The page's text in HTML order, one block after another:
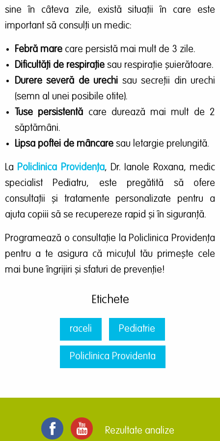
sine în câteva zile, există situații în care este
important să consulți un medic:
Febră mare care persistă mai mult de 3 zile.
Dificultăți de respirație sau respirație șuierătoare.
Durere severă de urechi sau secreții din urechi
(semn al unei posibile otite).
Tuse persistentă care durează mai mult de 2
săptămâni.
Lipsa poftei de mâncare sau letargie prelungită.
La Policlinica Providența, Dr. Ianole Roxana, medic
specialist Pediatru, este pregătită să ofere
consultații și tratamente personalizate pentru a
ajuta copiii să se recupereze rapid și în siguranță.
Programează o consultație la Policlinica Providența
pentru a te asigura că micuțul tău primește cele
mai bune îngrijiri și sfaturi de prevenție!
Etichete
raceli Pediatrie
Policlinica Providenta
Rezultate analize